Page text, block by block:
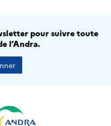
pour suivre toute
l’Andra.